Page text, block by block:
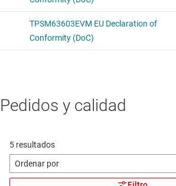
Pedidos y calidad